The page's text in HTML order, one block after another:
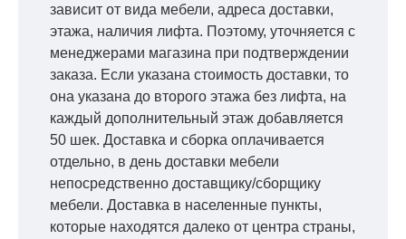
зависит от вида мебели, адреса доставки,
этажа, наличия лифта. Поэтому, уточняется с
менеджерами магазина при подтверждении
заказа. Если указана стоимость доставки, то
она указана до второго этажа без лифта, на
каждый дополнительный этаж добавляется
50 шек. Доставка и сборка оплачивается
отдельно, в день доставки мебели
непосредственно доставщику/сборщику
мебели. Доставка в населенные пункты,
которые находятся далеко от центра страны,